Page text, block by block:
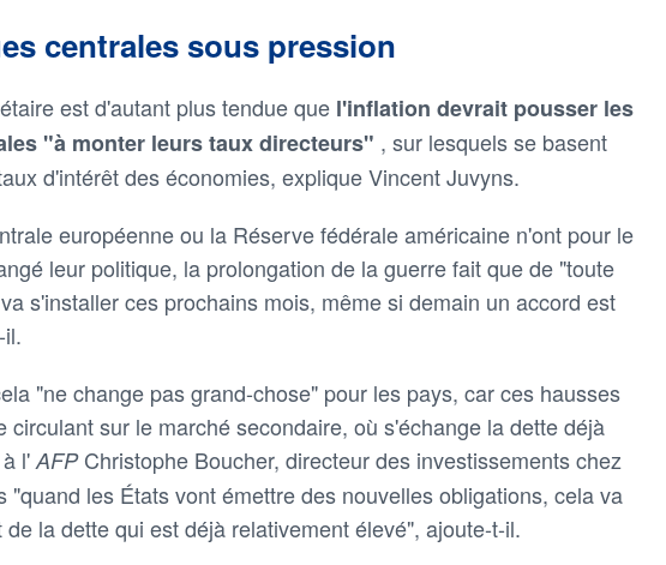
centrales sous pression
est d'autant plus tendue que l'inflation devrait pousser les
"à monter leurs taux directeurs" , sur lesquels se basent
d'intérêt des économies, explique Vincent Juvyns.
européenne ou la Réserve fédérale américaine n'ont pour le
leur politique, la prolongation de la guerre fait que de "toute
s'installer ces prochains mois, même si demain un accord est
"ne change pas grand-chose" pour les pays, car ces hausses
circulant sur le marché secondaire, où s'échange la dette déjà
l'AFP Christophe Boucher, directeur des investissements chez
"quand les États vont émettre des nouvelles obligations, cela va
la dette qui est déjà relativement élevé", ajoute-t-il.